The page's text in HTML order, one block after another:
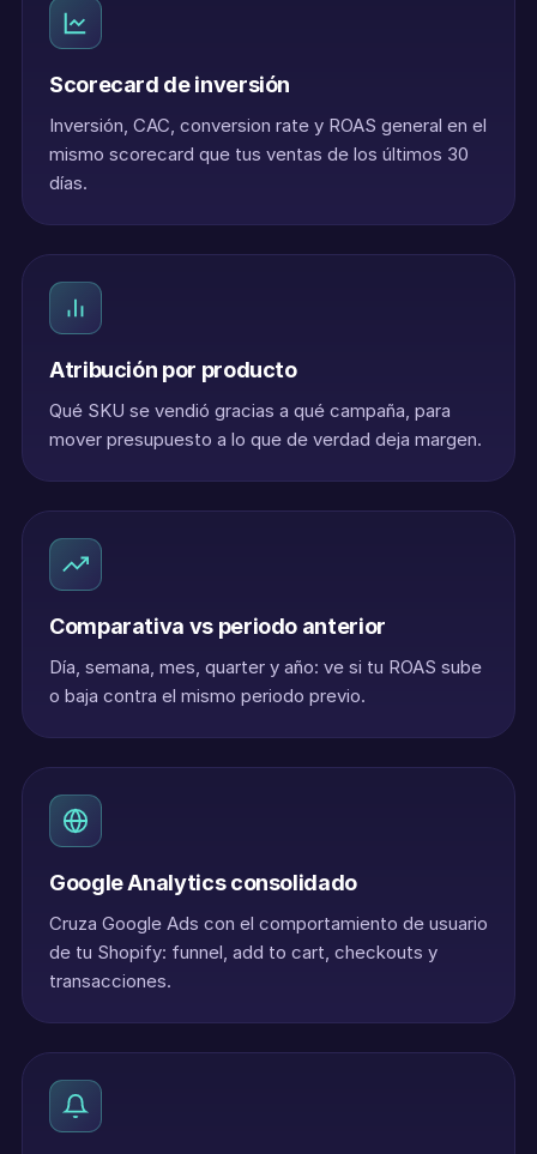
Scorecard de inversión
Inversión, CAC, conversion rate y ROAS general en el
mismo scorecard que tus ventas de los últimos 30
días.
Atribución por producto
Qué SKU se vendió gracias a qué campaña, para
mover presupuesto a lo que de verdad deja margen.
Comparativa vs periodo anterior
Día, semana, mes, quarter y año: ve si tu ROAS sube
o baja contra el mismo periodo previo.
Google Analytics consolidado
Cruza Google Ads con el comportamiento de usuario
de tu Shopify: funnel, add to cart, checkouts y
transacciones.